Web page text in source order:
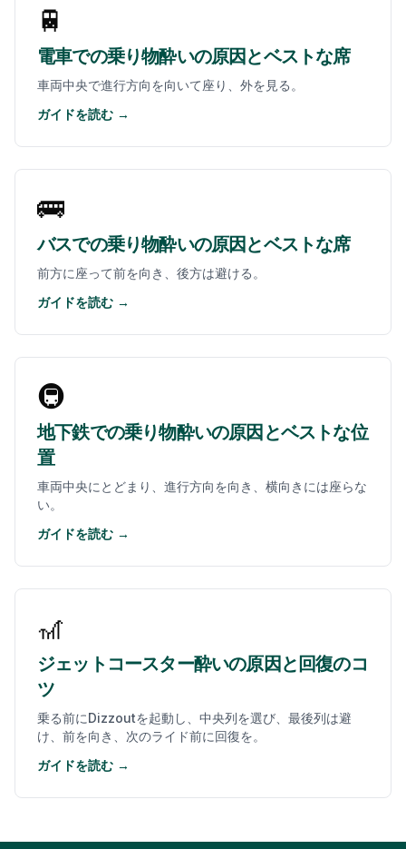
🚆
電車での乗り物酔いの原因とベストな席
車両中央で進行方向を向いて座り、外を見る。
ガイドを読む →
🚌
バスでの乗り物酔いの原因とベストな席
前方に座って前を向き、後方は避ける。
ガイドを読む →
🚇
地下鉄での乗り物酔いの原因とベストな位
置
車両中央にとどまり、進行方向を向き、横向きには座らな
い。
ガイドを読む →
🎢
ジェットコースター酔いの原因と回復のコ
ツ
乗る前にDizzoutを起動し、中央列を選び、最後列は避
け、前を向き、次のライド前に回復を。
ガイドを読む →